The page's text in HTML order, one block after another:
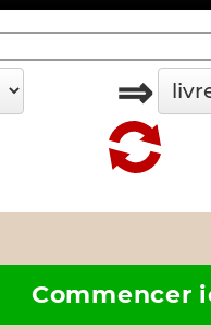
⇒
Commencer